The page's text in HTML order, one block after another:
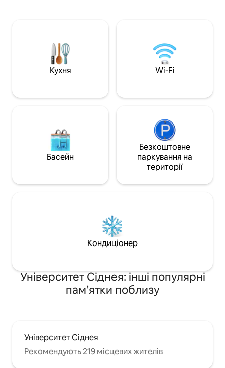
газова кухня. Простора ванна кімната
та внутрішня пральня. Доступ до ліфта,
басейн і сауна, домофон. Розташована
безпосередньо навпроти парку
поруч. Дружні
зимородки.
помешкання.
але
Кухня Wi-Fi
Басейн
Безкоштовне
паркування на
території
Кондиціонер
Університет Сіднея: інші популярні
пам’ятки поблизу
Університет Сіднея
Рекомендують 219 місцевих жителів